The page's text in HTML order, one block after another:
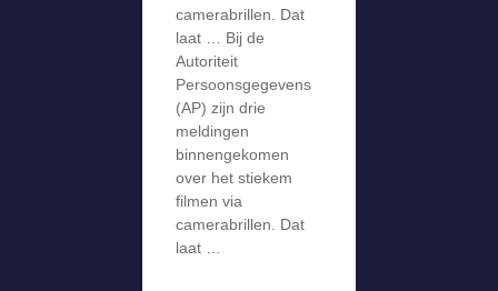
camerabrillen. Dat
laat … Bij de
Autoriteit
Persoonsgegevens
(AP) zijn drie
meldingen
binnengekomen
over het stiekem
filmen via
camerabrillen. Dat
laat …